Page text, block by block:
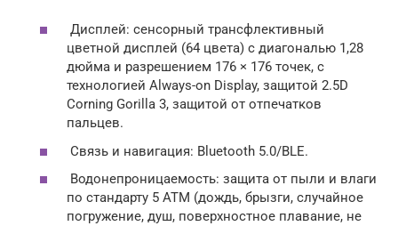
Дисплей: сенсорный трансфлективный
цветной дисплей (64 цвета) с диагональю 1,28
дюйма и разрешением 176 × 176 точек, с
технологией Always-on Display, защитой 2.5D
Corning Gorilla 3, защитой от отпечатков
пальцев.
Связь и навигация: Bluetooth 5.0/BLE.
Водонепроницаемость: защита от пыли и влаги
по стандарту 5 ATM (дождь, брызги, случайное
погружение, душ, поверхностное плавание, не